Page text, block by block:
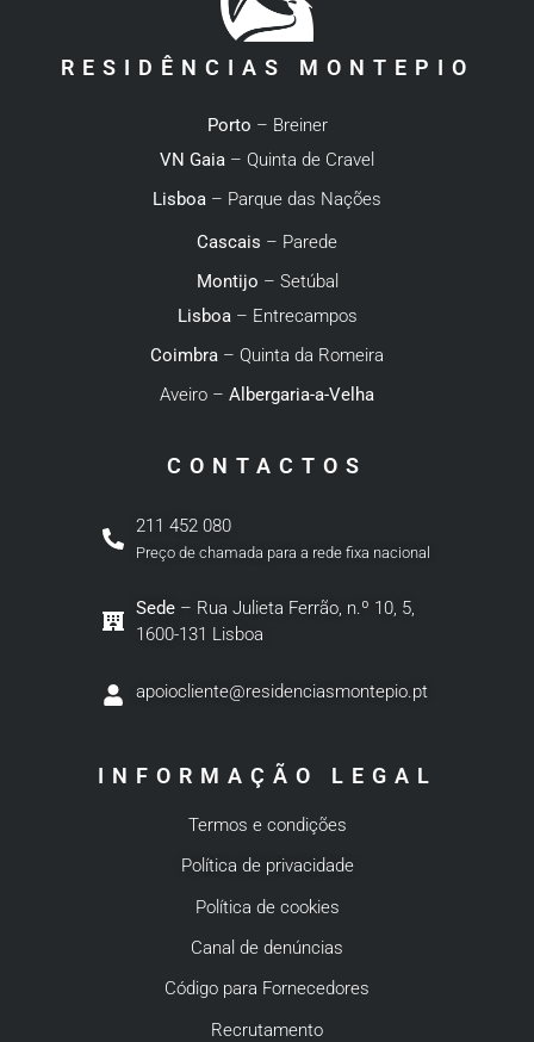
RESIDÊNCIAS MONTEPIO
Porto – Breiner
VN Gaia– Quinta de Cravel
Lisboa – Parque das Nações
Cascais – Parede
Montijo – Setúbal
Lisboa – Entrecampos
Coimbra – Quinta da Romeira
Aveiro – Albergaria-a-Velha
CONTACTOS
211 452 080
Preço de chamada para a rede fixa nacional
Sede– Rua Julieta Ferrão, n.º 10, 5,
1600-131 Lisboa
apoiocliente@residenciasmontepio.pt
INFORMAÇÃO LEGAL
Termos e condições
Política de privacidade
Política de cookies
Canal de denúncias
Código para Fornecedores
Recrutamento